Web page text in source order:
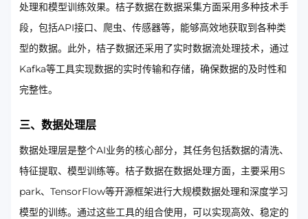
处理和模型训练效果。桔子数据在数据采集方面采用多种技术手
段，包括API接口、爬虫、传感器等，能够高效地获取到各种类
型的数据。此外，桔子数据还采用了实时数据流处理技术，通过
Kafka等工具实现数据的实时传输和存储，确保数据的及时性和
完整性。
三、数据处理层
数据处理层是整个AI业务的核心部分，其任务包括数据的清洗、
特征提取、模型训练等。桔子数据在数据处理方面，主要采用S
park、TensorFlow等开源框架进行大规模数据处理和深度学习
模型的训练。通过这些工具的组合使用，可以实现高效、稳定的